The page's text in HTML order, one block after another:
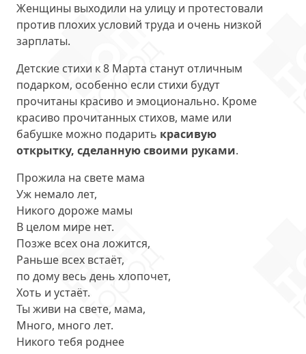
Женщины выходили на улицу и протестовали
против плохих условий труда и очень низкой
зарплаты.
Детские стихи к 8 Марта станут отличным
подарком, особенно если стихи будут
прочитаны красиво и эмоционально. Кроме
красиво прочитанных стихов, маме или
бабушке можно подарить красивую
открытку, сделанную своими руками.
Прожила на свете мама
Уж немало лет,
Никого дороже мамы
В целом мире нет.
Позже всех она ложится,
Раньше всех встаёт,
по дому весь день хлопочет,
Хоть и устаёт.
Ты живи на свете, мама,
Много, много лет.
Никого тебя роднее